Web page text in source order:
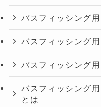
バスフィッシング
バスフィッシング
バスフィッシング
バスフィッシング
とは